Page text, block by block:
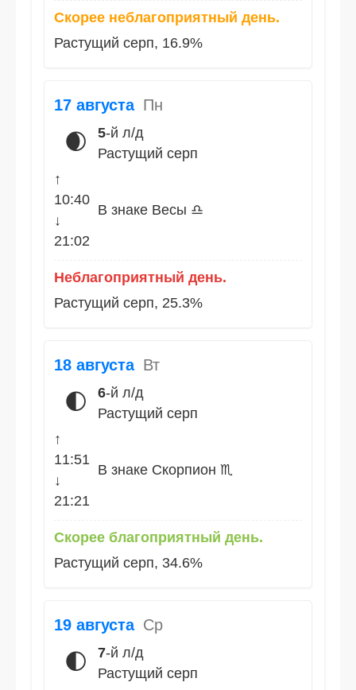
Скорее неблагоприятный день.
Растущий серп, 16.9%
17 августа Пн
🌒 5-й л/д
Растущий серп
↑
10:40
↓
21:02
В знаке Весы ♎
Неблагоприятный день.
Растущий серп, 25.3%
18 августа Вт
🌓 6-й л/д
Растущий серп
↑
11:51
↓
21:21
В знаке Скорпион ♏
Скорее благоприятный день.
Растущий серп, 34.6%
19 августа Ср
🌓 7-й л/д
Растущий серп